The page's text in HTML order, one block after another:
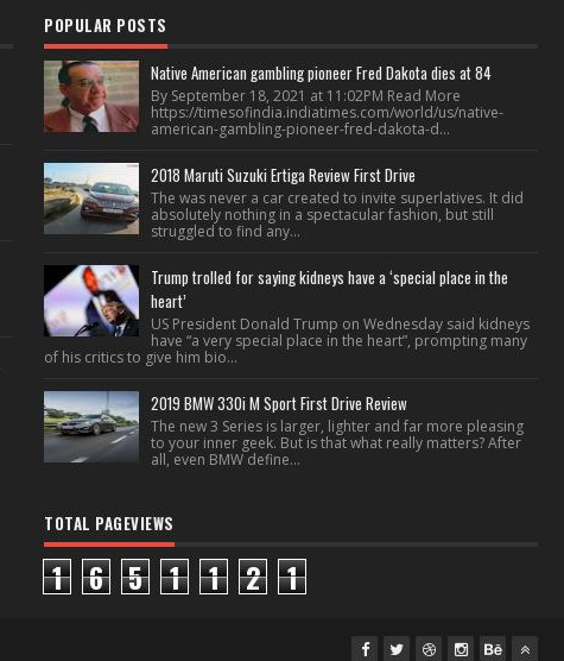
POPULAR POSTS
Native American gambling pioneer Fred Dakota dies at 84
By September 18, 2021 at 11:02PM Read More
https://timesofindia.indiatimes.com/world/us/native-
american-gambling-pioneer-fred-dakota-d...
2018 Maruti Suzuki Ertiga Review First Drive
The was never a car created to invite superlatives. It did
absolutely nothing in a spectacular fashion, but still
struggled to find any...
Trump trolled for saying kidneys have a ‘special place in the
heart’
US President Donald Trump on Wednesday said kidneys
have “a very special place in the heart”, prompting many
of his critics to give him bio...
2019 BMW 330i M Sport First Drive Review
The new 3 Series is larger, lighter and far more pleasing
to your inner geek. But is that what really matters? After
all, even BMW define...
TOTAL PAGEVIEWS
1 6 5 1 1 2 1